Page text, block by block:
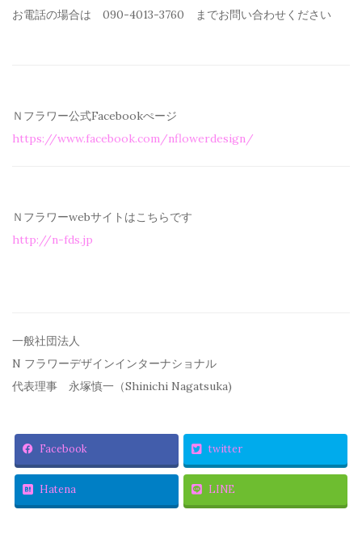
お電話の場合は 090-4013-3760 までお問い合わせください
Ｎフラワー公式Facebookぺージ
https://www.facebook.com/nflowerdesign/
Ｎフラワーwebサイトはこちらです
http://n-fds.jp
一般社団法人
N フラワーデザインインターナショナル
代表理事 永塚慎一（Shinichi Nagatsuka)
Facebook twitter
Hatena LINE